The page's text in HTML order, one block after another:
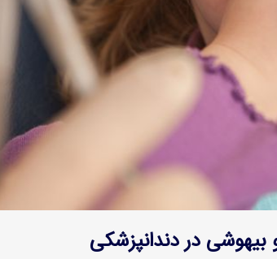
در دندانپزشکی